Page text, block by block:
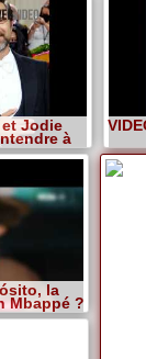
Jodie
à
la
Mbappé ?